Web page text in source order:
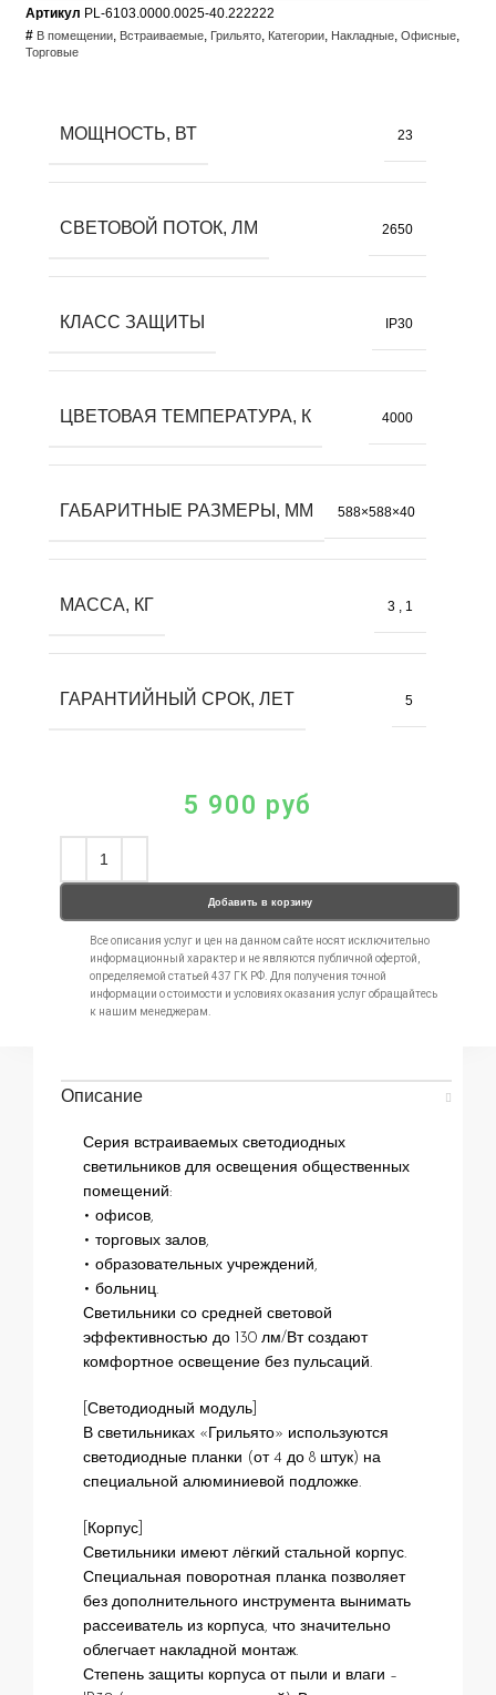
Артикул PL-6103.0000.0025-40.222222
# В помещении, Встраиваемые, Грильято, Категории, Накладные, Офисные,
Торговые
МОЩНОСТЬ, ВТ 23
СВЕТОВОЙ ПОТОК, ЛМ 2650
КЛАСС ЗАЩИТЫ IP30
ЦВЕТОВАЯ ТЕМПЕРАТУРА, К 4000
ГАБАРИТНЫЕ РАЗМЕРЫ, ММ 588×588×40
МАССА, КГ 3 , 1
ГАРАНТИЙНЫЙ СРОК, ЛЕТ 5
5 900 руб
Добавить в корзину
Все описания услуг и цен на данном сайте носят исключительно
информационный характер и не являются публичной офертой,
определяемой статьей 437 ГК РФ. Для получения точной
информации о стоимости и условиях оказания услуг обращайтесь
к нашим менеджерам.
Описание
Серия встраиваемых светодиодных
светильников для освещения общественных
помещений:
• офисов,
• торговых залов,
• образовательных учреждений,
• больниц.
Светильники со средней световой
эффективностью до 130 лм/Вт создают
комфортное освещение без пульсаций.
[Светодиодный модуль]
В светильниках «Грильято» используются
светодиодные планки (от 4 до 8 штук) на
специальной алюминиевой подложке.
[Корпус]
Светильники имеют лёгкий стальной корпус.
Специальная поворотная планка позволяет
без дополнительного инструмента вынимать
рассеиватель из корпуса, что значительно
облегчает накладной монтаж.
Степень защиты корпуса от пыли и влаги –